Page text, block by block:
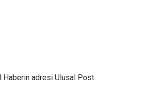
Haberin adresi Ulusal Post